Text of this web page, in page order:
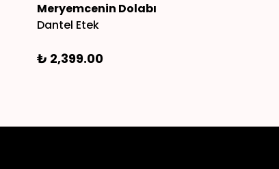
Meryemcenin Dolabı
Dantel Etek
₺ 2,399.00